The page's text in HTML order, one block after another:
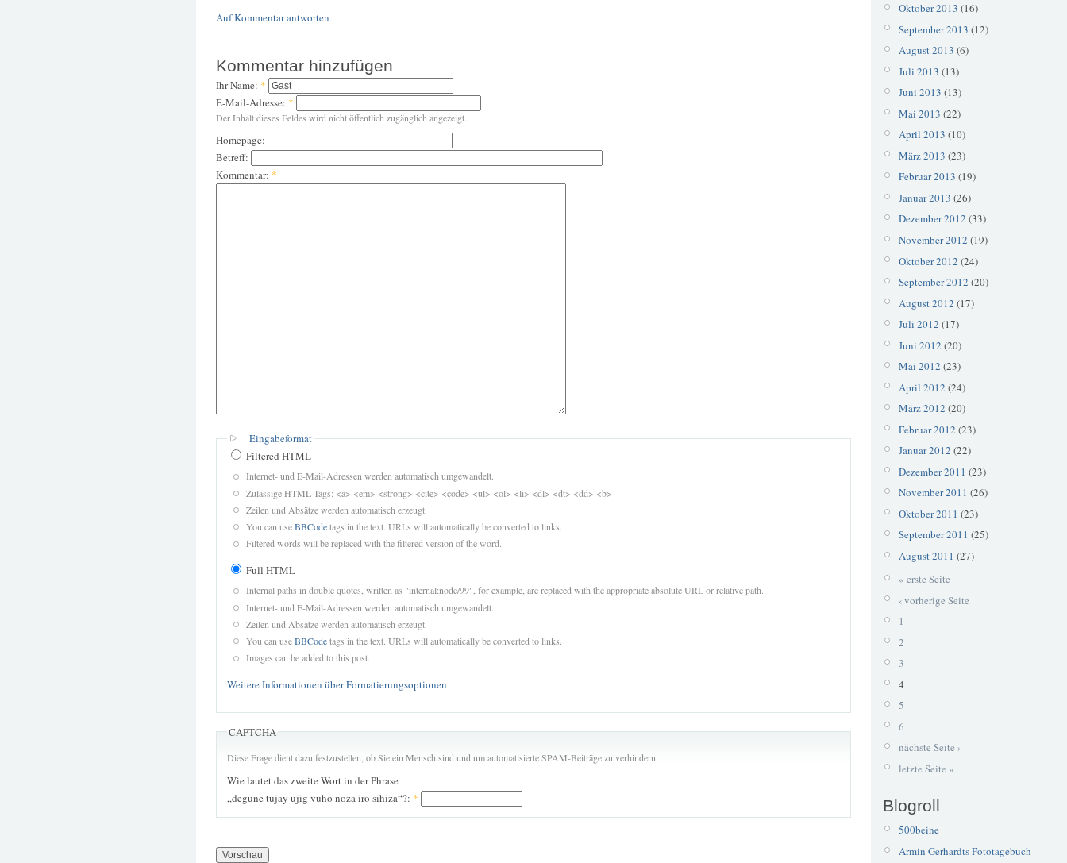
Auf Kommentar antworten
Kommentar hinzufügen
Ihr Name: *
E-Mail-Adresse: *
Der Inhalt dieses Feldes wird nicht öffentlich zugänglich angezeigt.
Homepage:
Betreff:
Kommentar: *
Eingabeformat
Filtered HTML
Internet- und E-Mail-Adressen werden automatisch umgewandelt.
Zulässige HTML-Tags: <a> <em> <strong> <cite> <code> <ul> <ol> <li> <dl> <dt> <dd> <b>
Zeilen und Absätze werden automatisch erzeugt.
You can useBBCodetags in the text. URLs will automatically be converted to links.
Filtered words will be replaced with the filtered version of the word.
Full HTML
Internal paths in double quotes, written as "internal:node/99", for example, are replaced with the appropriate absolute URL or relative path.
Internet- und E-Mail-Adressen werden automatisch umgewandelt.
Zeilen und Absätze werden automatisch erzeugt.
You can useBBCodetags in the text. URLs will automatically be converted to links.
Images can be added to this post.
Weitere Informationen über Formatierungsoptionen
CAPTCHA
Diese Frage dient dazu festzustellen, ob Sie ein Mensch sind und um automatisierte SPAM-Beiträge zu verhindern.
Wie lautet das zweite Wort in der Phrase
„degune tujay ujig vuho noza iro sihiza“?: *
Oktober 2013 (16)
September 2013 (12)
August 2013 (6)
Juli 2013 (13)
Juni 2013 (13)
Mai 2013 (22)
April 2013 (10)
März 2013 (23)
Februar 2013 (19)
Januar 2013 (26)
Dezember 2012 (33)
November 2012 (19)
Oktober 2012 (24)
September 2012 (20)
August 2012 (17)
Juli 2012 (17)
Juni 2012 (20)
Mai 2012 (23)
April 2012 (24)
März 2012 (20)
Februar 2012 (23)
Januar 2012 (22)
Dezember 2011 (23)
November 2011 (26)
Oktober 2011 (23)
September 2011 (25)
August 2011 (27)
« erste Seite
‹ vorherige Seite
1
2
3
4
5
6
nächste Seite ›
letzte Seite »
Blogroll
500beine
Armin Gerhardts Fototagebuch